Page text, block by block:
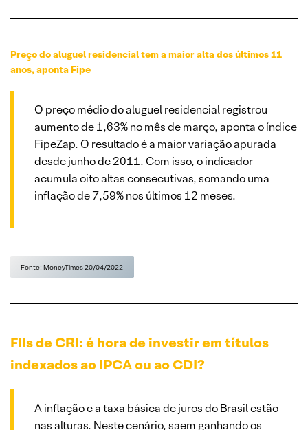
Preço do aluguel residencial tem a maior alta dos últimos 11
anos, aponta Fipe
O preço médio do aluguel residencial registrou
aumento de 1,63% no mês de março, aponta o índice
FipeZap. O resultado é a maior variação apurada
desde junho de 2011. Com isso, o indicador
acumula oito altas consecutivas, somando uma
inflação de 7,59% nos últimos 12 meses.
Fonte: MoneyTimes 20/04/2022
FIIs de CRI: é hora de investir em títulos
indexados ao IPCA ou ao CDI?
A inflação e a taxa básica de juros do Brasil estão
nas alturas. Neste cenário, saem ganhando os